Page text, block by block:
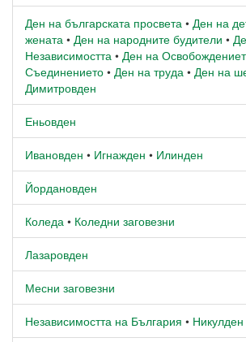
Ден на българската просвета • Ден на
жената • Ден на народните будители •
Независимостта • Ден на
Съединението • Ден на труда • Ден на
Димитровден
Еньовден
Ивановден • Игнажден • Илинден
Йордановден
Коледа • Коледни заговезни
Лазаровден
Месни заговезни
Независимостта на България • Никулден